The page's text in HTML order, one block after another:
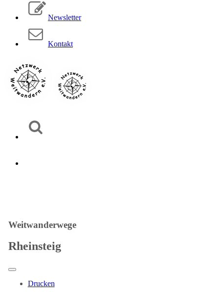
Newsletter
Kontakt
Weitwanderwege
Rheinsteig
Drucken